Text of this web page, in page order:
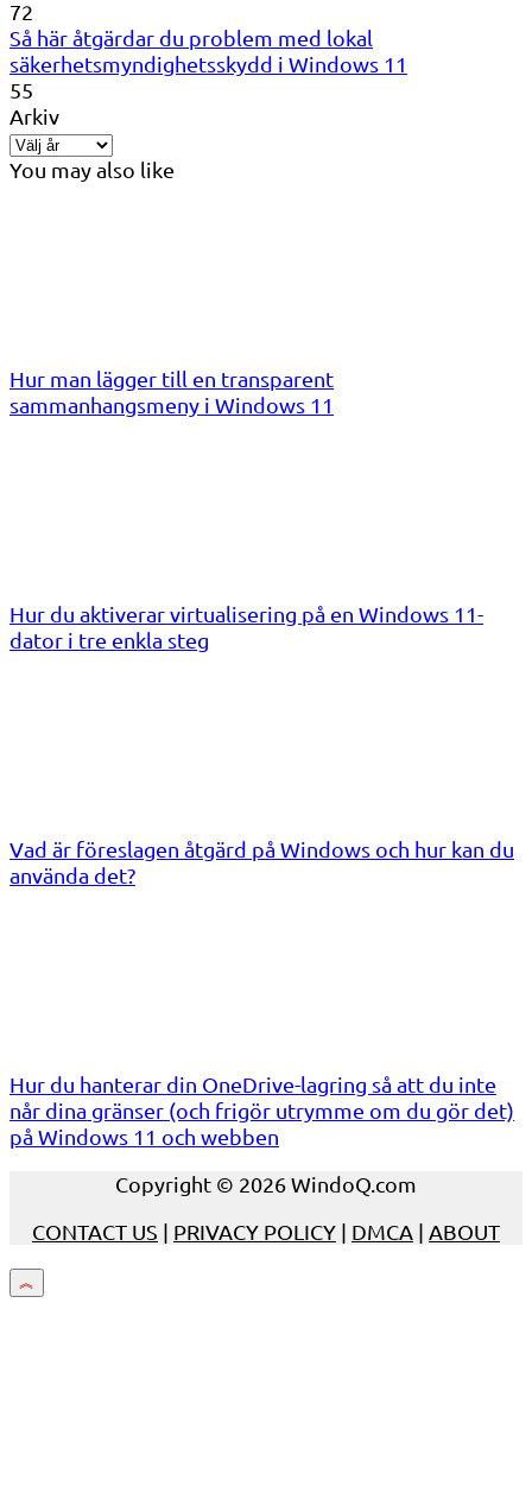
72
Så här åtgärdar du problem med lokal
säkerhetsmyndighetsskydd i Windows 11
55
Arkiv
You may also like
Hur man lägger till en transparent
sammanhangsmeny i Windows 11
Hur du aktiverar virtualisering på en Windows 11-
dator i tre enkla steg
Vad är föreslagen åtgärd på Windows och hur kan du
använda det?
Hur du hanterar din OneDrive-lagring så att du inte
når dina gränser (och frigör utrymme om du gör det)
på Windows 11 och webben
Copyright © 2026 WindoQ.com
CONTACT US | PRIVACY POLICY | DMCA | ABOUT